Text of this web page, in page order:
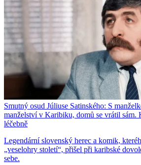
Smutný osud Júliuse Satinského: S
manželství v Karibiku, domů se vrátil sám.
léčebně
Legendární slovenský herec a komik,
„veselohry století“, přišel při karibské
sebe.